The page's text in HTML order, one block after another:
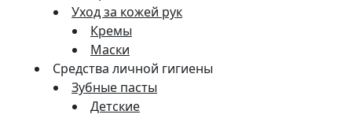
Уход за кожей рук
Кремы
Маски
Средства личной гигиены
Зубные пасты
Детские